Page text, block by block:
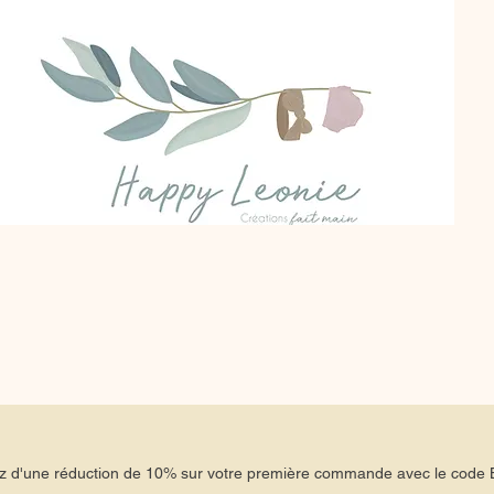
d'une réduction de 10% sur votre première commande avec le code